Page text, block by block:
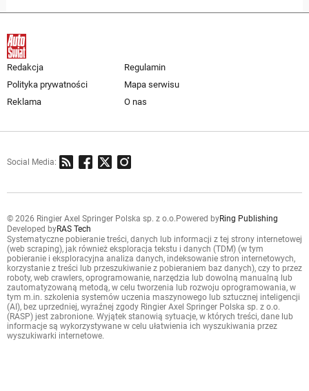
Redakcja
Regulamin
Polityka prywatności
Mapa serwisu
Reklama
O nas
Social Media:
© 2026 Ringier Axel Springer Polska sp. z o.o.Powered byRing Publishing
Developed byRAS Tech
Systematyczne pobieranie treści, danych lub informacji z tej strony internetowej
(web scraping), jak również eksploracja tekstu i danych (TDM) (w tym
pobieranie i eksploracyjna analiza danych, indeksowanie stron internetowych,
korzystanie z treści lub przeszukiwanie z pobieraniem baz danych), czy to przez
roboty, web crawlers, oprogramowanie, narzędzia lub dowolną manualną lub
zautomatyzowaną metodą, w celu tworzenia lub rozwoju oprogramowania, w
tym m.in. szkolenia systemów uczenia maszynowego lub sztucznej inteligencji
(AI), bez uprzedniej, wyraźnej zgody Ringier Axel Springer Polska sp. z o.o.
(RASP) jest zabronione. Wyjątek stanowią sytuacje, w których treści, dane lub
informacje są wykorzystywane w celu ułatwienia ich wyszukiwania przez
wyszukiwarki internetowe.